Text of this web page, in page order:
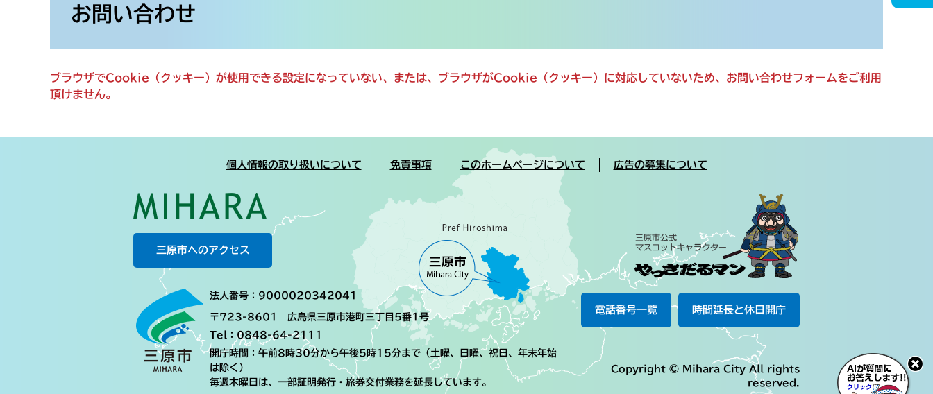
お問い合わせ
ブラウザでCookie（クッキー）が使用できる設定になっていない、または、ブラウザがCookie（クッキー）に対応していないため、お問い合わせフォームをご利用
頂けません。
個人情報の取り扱いについて 免責事項 このホームページについて 広告の募集について
三原市へのアクセス
法人番号：9000020342041
〒723-8601 広島県三原市港町三丁目5番1号
Tel：0848-64-2111
開庁時間：午前8時30分から午後5時15分まで（土曜、日曜、祝日、年末年始
は除く）
毎週木曜日は、一部証明発行・旅券交付業務を延長しています。
電話番号一覧 時間延長と休日開庁
Copyright © Mihara City All rights
reserved.